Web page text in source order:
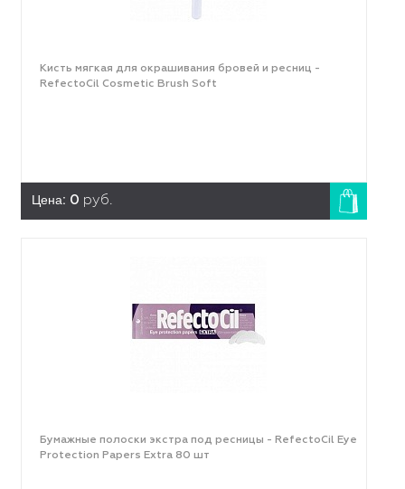
Кисть мягкая для окрашивания бровей и ресниц -
RefectoCil Cosmetic Brush Soft
Цена: 0 руб.
Бумажные полоски экстра под ресницы - RefectoCil Eye
Protection Papers Extra 80 шт